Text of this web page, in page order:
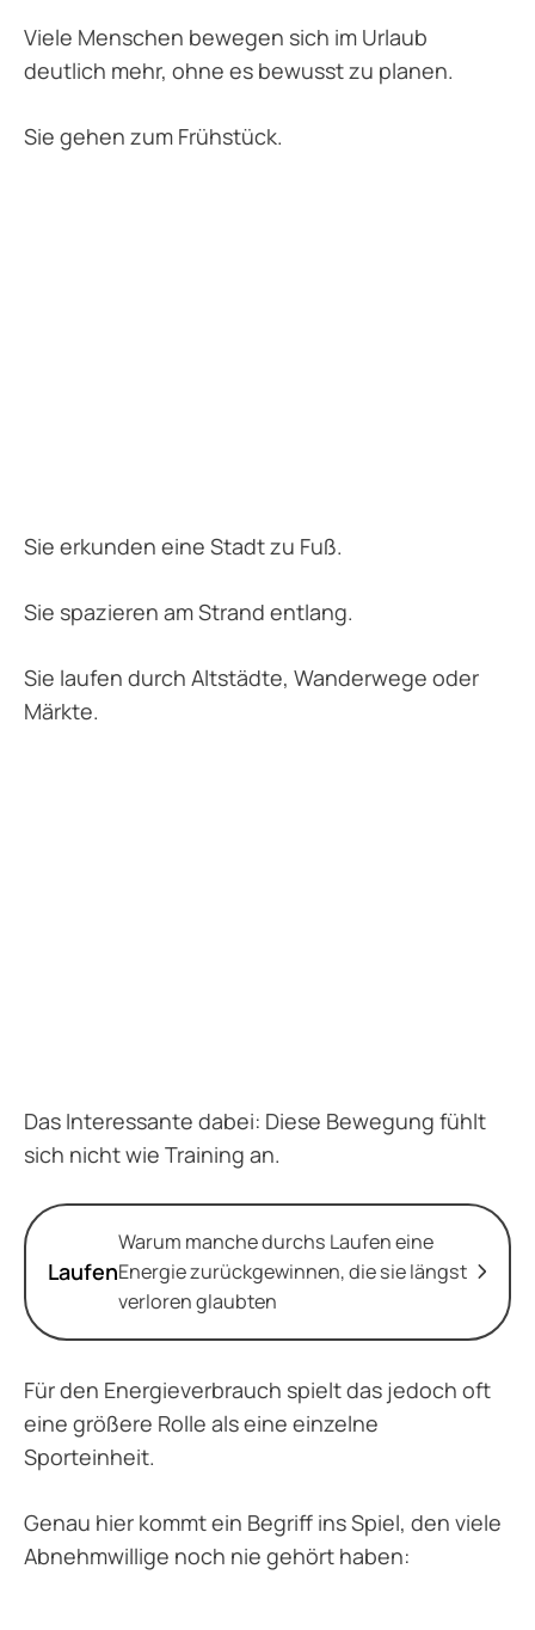
Viele Menschen bewegen sich im Urlaub
deutlich mehr, ohne es bewusst zu planen.
Sie gehen zum Frühstück.
Sie erkunden eine Stadt zu Fuß.
Sie spazieren am Strand entlang.
Sie laufen durch Altstädte, Wanderwege oder
Märkte.
Das Interessante dabei: Diese Bewegung fühlt
sich nicht wie Training an.
Laufen
Warum manche durchs Laufen eine
Energie zurückgewinnen, die sie längst
verloren glaubten
Für den Energieverbrauch spielt das jedoch oft
eine größere Rolle als eine einzelne
Sporteinheit.
Genau hier kommt ein Begriff ins Spiel, den viele
Abnehmwillige noch nie gehört haben: